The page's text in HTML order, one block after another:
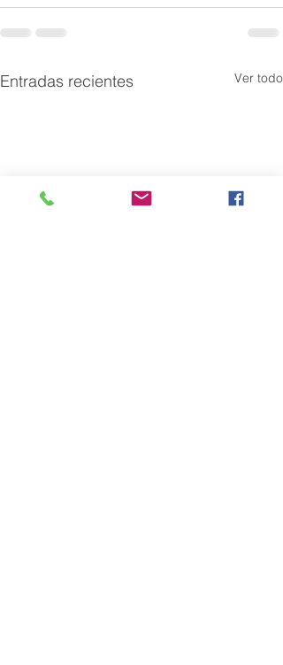
Entradas recientes Ver todo